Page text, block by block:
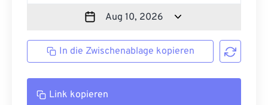
In die Zwischenablage kopieren
Link kopieren